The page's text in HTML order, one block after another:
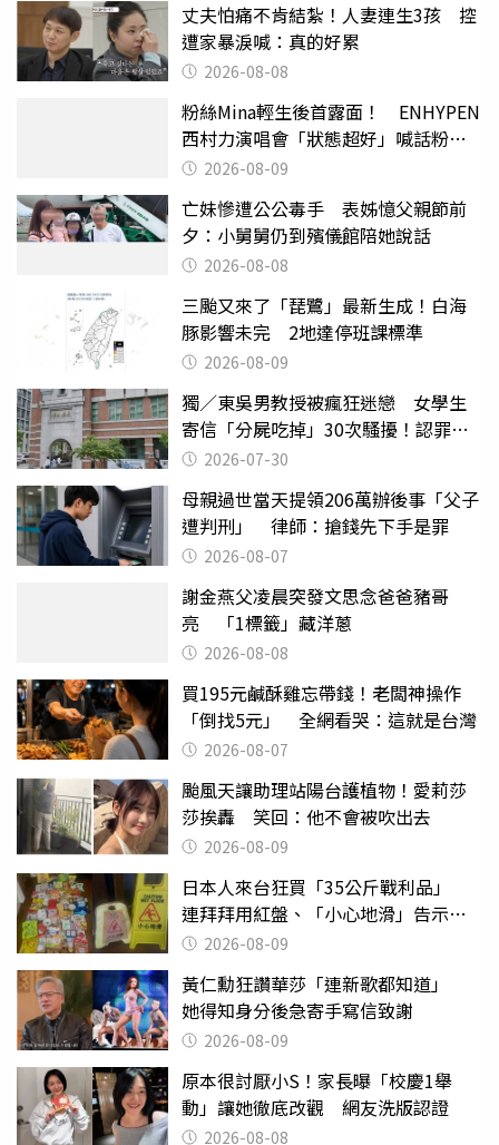
丈夫怕痛不肯結紮！人妻連生3孩 控
遭家暴淚喊：真的好累
2026-08-08
粉絲Mina輕生後首露面！ ENHYPEN
西村力演唱會「狀態超好」喊話粉
絲：我們心意相通
2026-08-09
亡妹慘遭公公毒手 表姊憶父親節前
夕：小舅舅仍到殯儀館陪她說話
2026-08-08
三颱又來了「琵鷺」最新生成！白海
豚影響未完 2地達停班課標準
2026-08-09
獨／東吳男教授被瘋狂迷戀 女學生
寄信「分屍吃掉」30次騷擾！認罪免
關 2026-07-30
母親過世當天提領206萬辦後事「父子
遭判刑」 律師：搶錢先下手是罪
2026-08-07
謝金燕父凌晨突發文思念爸爸豬哥
亮 「1標籤」藏洋蔥
2026-08-08
買195元鹹酥雞忘帶錢！老闆神操作
「倒找5元」 全網看哭：這就是台灣
2026-08-07
颱風天讓助理站陽台護植物！愛莉莎
莎挨轟 笑回：他不會被吹出去
2026-08-09
日本人來台狂買「35公斤戰利品」
連拜拜用紅盤、「小心地滑」告示牌
也帶回家
2026-08-09
黃仁勳狂讚華莎「連新歌都知道」
她得知身分後急寄手寫信致謝
2026-08-09
原本很討厭小S！家長曝「校慶1舉
動」讓她徹底改觀 網友洗版認證
2026-08-08